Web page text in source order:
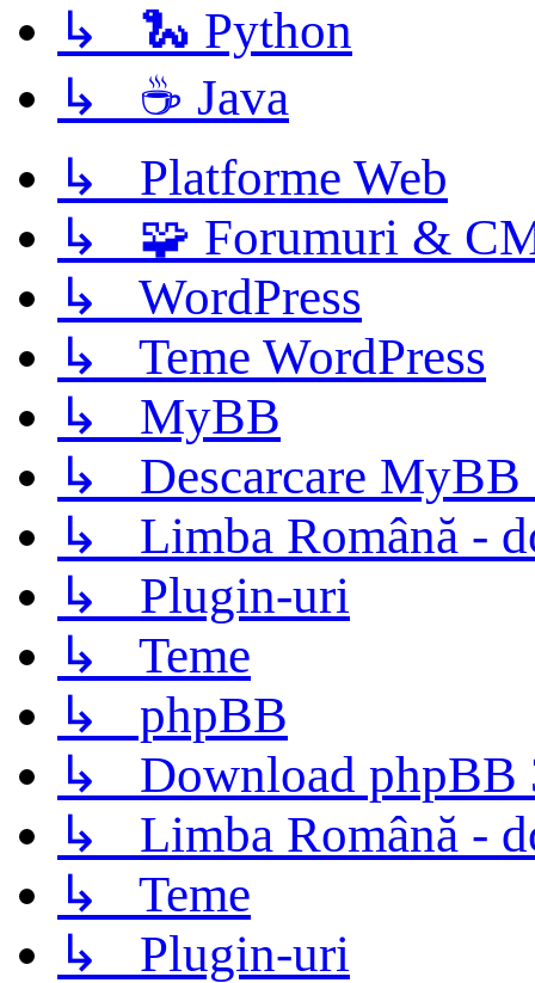
↳ 🐍 Python
↳ ☕ Java
↳ Platforme Web
↳ 🧩 Forumuri &
↳ WordPress
↳ Teme WordPress
↳ MyBB
↳ Descarcare MyBB
↳ Limba Română -
↳ Plugin-uri
↳ Teme
↳ phpBB
↳ Download phpBB
↳ Limba Română -
↳ Teme
↳ Plugin-uri